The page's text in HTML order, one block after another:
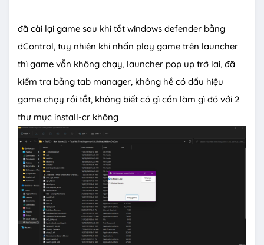
đã cài lại game sau khi tắt windows defender bằng
dControl, tuy nhiên khi nhấn play game trên launcher
thì game vẫn không chạy, launcher pop up trở lại, đã
kiểm tra bằng tab manager, không hề có dấu hiệu
game chạy rồi tắt, không biết có gì cần làm gì đó với 2
thư mục install-cr không